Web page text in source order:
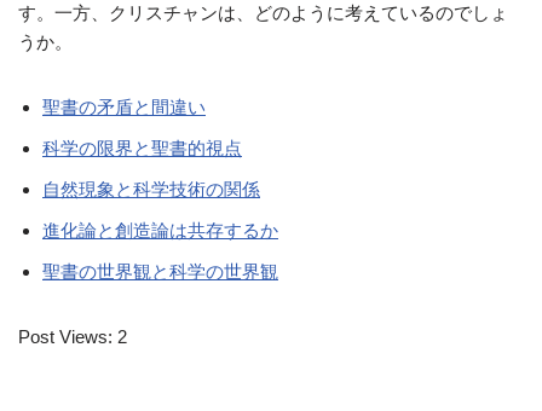
す。一方、クリスチャンは、どのように考えているのでしょ
うか。
聖書の矛盾と間違い
科学の限界と聖書的視点
自然現象と科学技術の関係
進化論と創造論は共存するか
聖書の世界観と科学の世界観
Post Views: 2